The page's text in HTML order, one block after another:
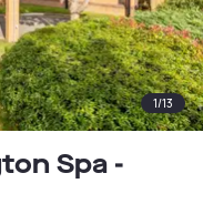
1/13
Spa -